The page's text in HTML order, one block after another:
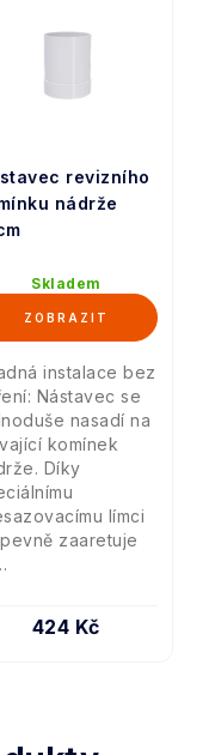
revizního
nádrže
Skladem
424 Kč
instalace bez
Nástavec se
nasadí na
komínek
Díky
límci
zaaretuje